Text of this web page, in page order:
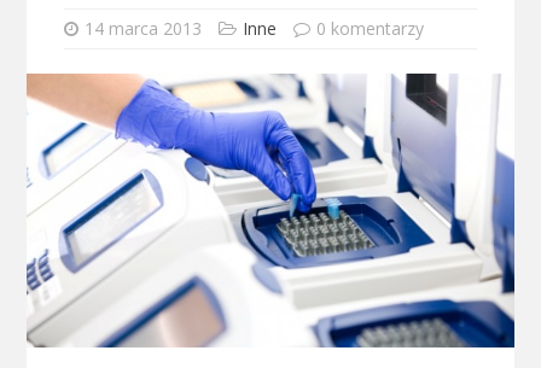
14 marca 2013 Inne 0 komentarzy